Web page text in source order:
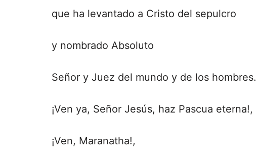
que ha levantado a Cristo del sepulcro
y nombrado Absoluto
Señor y Juez del mundo y de los hombres.
¡Ven ya, Señor Jesús, haz Pascua eterna!,
¡Ven, Maranatha!,